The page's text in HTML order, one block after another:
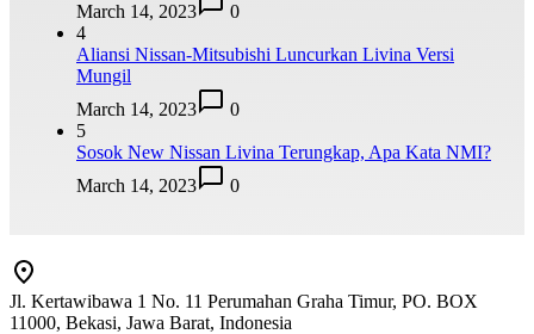
March 14, 2023
0
4
Aliansi Nissan-Mitsubishi Luncurkan Livina Versi
Mungil
March 14, 2023
0
5
Sosok New Nissan Livina Terungkap, Apa Kata NMI?
March 14, 2023
0
Jl. Kertawibawa 1 No. 11 Perumahan Graha Timur, PO. BOX
11000, Bekasi, Jawa Barat, Indonesia